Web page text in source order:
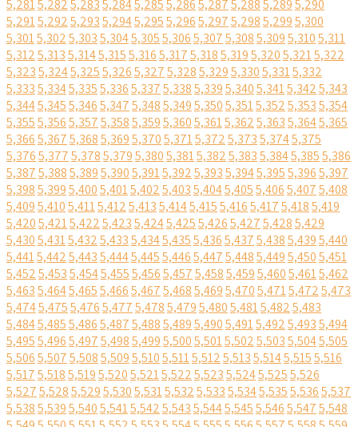
5,2815,2825,2835,2845,2855,2865,2875,2885,2895,290
5,2915,2925,2935,2945,2955,2965,2975,2985,2995,300
5,3015,3025,3035,3045,3055,3065,3075,3085,3095,3105,311
5,3125,3135,3145,3155,3165,3175,3185,3195,3205,3215,322
5,3235,3245,3255,3265,3275,3285,3295,3305,3315,332
5,3335,3345,3355,3365,3375,3385,3395,3405,3415,3425,343
5,3445,3455,3465,3475,3485,3495,3505,3515,3525,3535,354
5,3555,3565,3575,3585,3595,3605,3615,3625,3635,3645,365
5,3665,3675,3685,3695,3705,3715,3725,3735,3745,375
5,3765,3775,3785,3795,3805,3815,3825,3835,3845,3855,386
5,3875,3885,3895,3905,3915,3925,3935,3945,3955,3965,397
5,3985,3995,4005,4015,4025,4035,4045,4055,4065,4075,408
5,4095,4105,4115,4125,4135,4145,4155,4165,4175,4185,419
5,4205,4215,4225,4235,4245,4255,4265,4275,4285,429
5,4305,4315,4325,4335,4345,4355,4365,4375,4385,4395,440
5,4415,4425,4435,4445,4455,4465,4475,4485,4495,4505,451
5,4525,4535,4545,4555,4565,4575,4585,4595,4605,4615,462
5,4635,4645,4655,4665,4675,4685,4695,4705,4715,4725,473
5,4745,4755,4765,4775,4785,4795,4805,4815,4825,483
5,4845,4855,4865,4875,4885,4895,4905,4915,4925,4935,494
5,4955,4965,4975,4985,4995,5005,5015,5025,5035,5045,505
5,5065,5075,5085,5095,5105,5115,5125,5135,5145,5155,516
5,5175,5185,5195,5205,5215,5225,5235,5245,5255,526
5,5275,5285,5295,5305,5315,5325,5335,5345,5355,5365,537
5,5385,5395,5405,5415,5425,5435,5445,5455,5465,5475,548